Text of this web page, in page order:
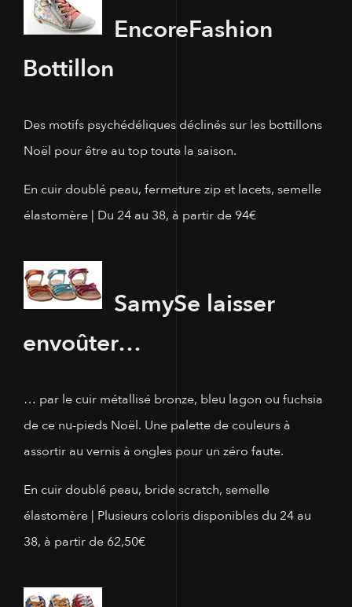
EncoreFashion
Bottillon
Des motifs psychédéliques déclinés sur les bottillons
Noël pour être au top toute la saison.
En cuir doublé peau, fermeture zip et lacets, semelle
élastomère | Du 24 au 38, à partir de 94€
SamySe laisser
envoûter…
… par le cuir métallisé bronze, bleu lagon ou fuchsia
de ce nu-pieds Noël. Une palette de couleurs à
assortir au vernis à ongles pour un zéro faute.
En cuir doublé peau, bride scratch, semelle
élastomère | Plusieurs coloris disponibles du 24 au
38, à partir de 62,50€